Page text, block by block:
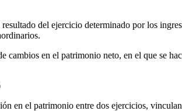
del ejercicio determinado por los
cambios en el patrimonio neto, en el que se
en el patrimonio entre dos ejercicios,